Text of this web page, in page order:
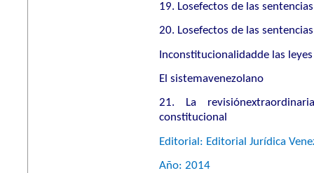
19. Losefectos de las
20. Losefectos de las
Inconstitucionalidadde las
El sistemavenezolano
21. La
constitucional
Editorial: Editorial Jurídica
Año: 2014